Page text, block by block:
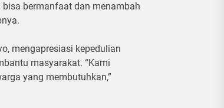
bermanfaat dan menambah
mengapresiasi kepedulian
masyarakat. “Kami
yang membutuhkan,”